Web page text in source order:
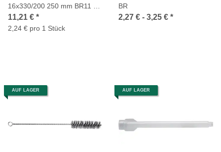
16x330/200 250 mm BR11 5
Stück
11,21 € *
2,24 € pro 1 Stück
BR
2,27 € - 3,25 € *
AUF LAGER AUF LAGER